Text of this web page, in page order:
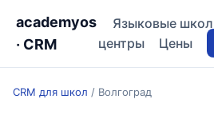
academyos
· CRM
Языковые
центры
Цены
CRM для школ / Волгоград